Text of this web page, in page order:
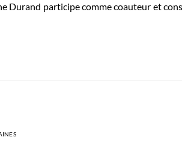
Durand participe comme coauteur et